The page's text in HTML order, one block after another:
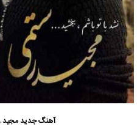
آهنگ جدید مجید